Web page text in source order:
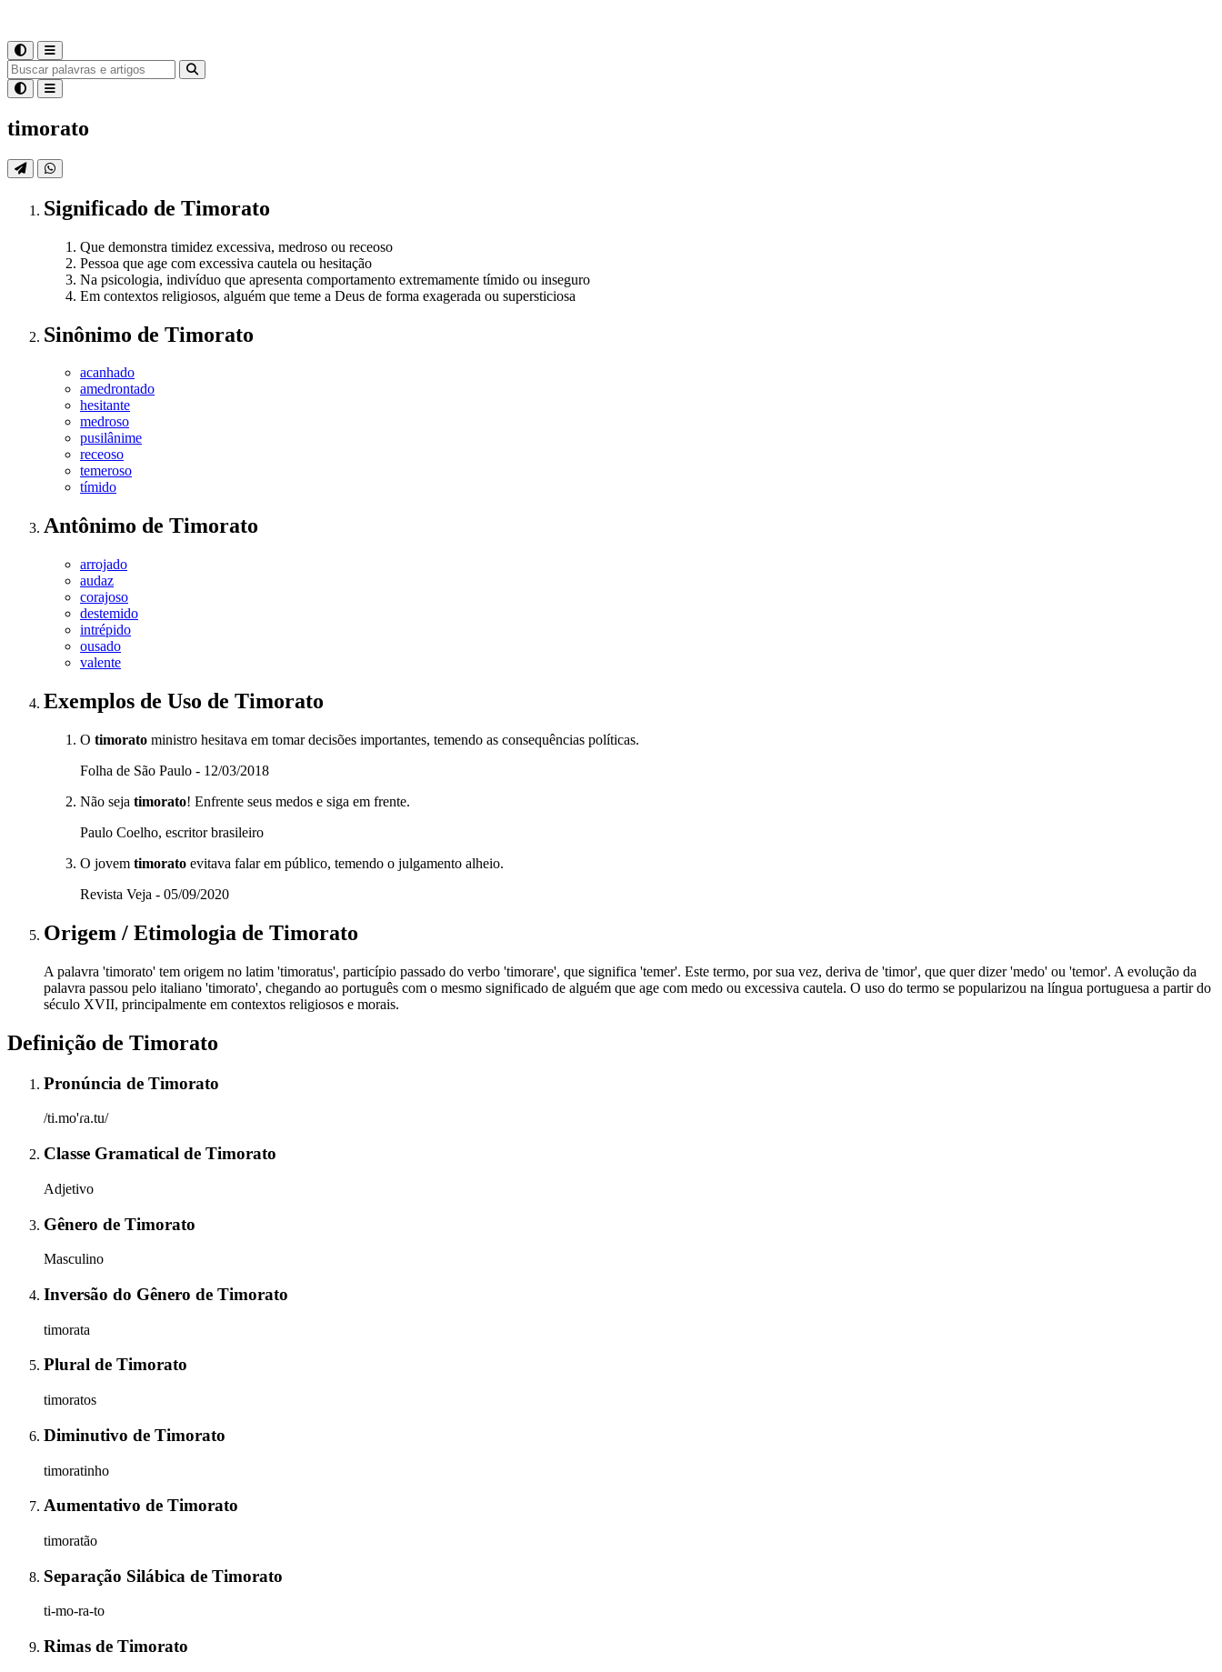
timorato
Significado de Timorato
Que demonstra timidez excessiva, medroso ou receoso
Pessoa que age com excessiva cautela ou hesitação
Na psicologia, indivíduo que apresenta comportamento extremamente tímido ou inseguro
Em contextos religiosos, alguém que teme a Deus de forma exagerada ou supersticiosa
Sinônimo de Timorato
acanhado
amedrontado
hesitante
medroso
pusilânime
receoso
temeroso
tímido
Antônimo de Timorato
arrojado
audaz
corajoso
destemido
intrépido
ousado
valente
Exemplos de Uso de Timorato
O timorato ministro hesitava em tomar decisões importantes, temendo as consequências políticas.
Folha de São Paulo - 12/03/2018
Não seja timorato! Enfrente seus medos e siga em frente.
Paulo Coelho, escritor brasileiro
O jovem timorato evitava falar em público, temendo o julgamento alheio.
Revista Veja - 05/09/2020
Origem / Etimologia de Timorato
A palavra 'timorato' tem origem no latim 'timoratus', particípio passado do verbo 'timorare', que significa 'temer'. Este termo, por sua vez, deriva de 'timor', que quer dizer 'medo' ou 'temor'. A evolução da
palavra passou pelo italiano 'timorato', chegando ao português com o mesmo significado de alguém que age com medo ou excessiva cautela. O uso do termo se popularizou na língua portuguesa a partir do
século XVII, principalmente em contextos religiosos e morais.
Definição de Timorato
Pronúncia de Timorato
/ti.mo'ɾa.tu/
Classe Gramatical de Timorato
Adjetivo
Gênero de Timorato
Masculino
Inversão do Gênero de Timorato
timorata
Plural de Timorato
timoratos
Diminutivo de Timorato
timoratinho
Aumentativo de Timorato
timoratão
Separação Silábica de Timorato
ti-mo-ra-to
Rimas de Timorato